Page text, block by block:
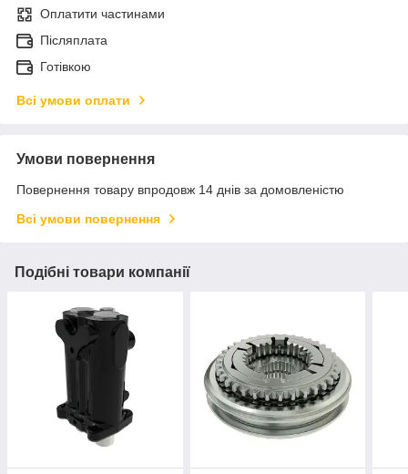
Оплатити частинами
Післяплата
Готівкою
Всі умови оплати
Умови повернення
Повернення товару впродовж 14 днів за домовленістю
Всі умови повернення
Подібні товари компанії